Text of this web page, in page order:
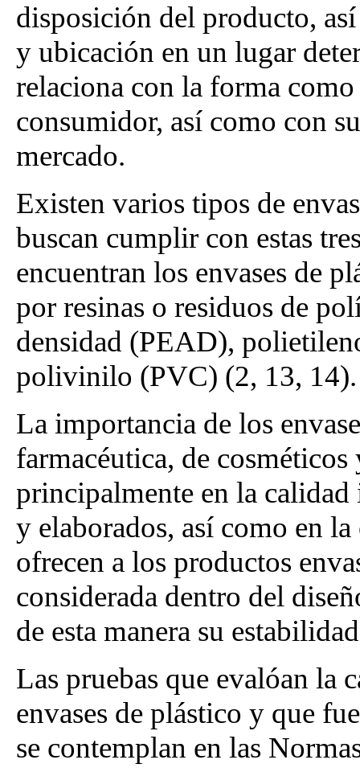
disposición del producto,
y ubicación en un lugar
relaciona con la forma
consumidor, así como con
mercado.
Existen varios tipos de
buscan cumplir con estas
encuentran los envases de
por resinas o residuos de
densidad (PEAD),
polivinilo (PVC) (2, 13, 14).
La importancia de los
farmacéutica, de
principalmente en la calidad
y elaborados, así como en
ofrecen a los productos
considerada dentro del
de esta manera su
Las pruebas que evalóan la
envases de plástico y que
se contemplan en las